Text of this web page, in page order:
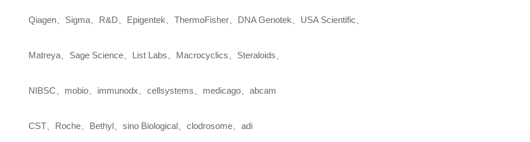
Qiagen Sigma R&D Epigentek 、ThermoFisher DNA Genotek USA Scientific
Matreya Sage Science List Labs Macrocyclics Steraloids
NIBSC mobio immunodx 、cellsystems medicago 、abcam
CST Roche Bethyl 、sino Biological 、clodrosome 、adi